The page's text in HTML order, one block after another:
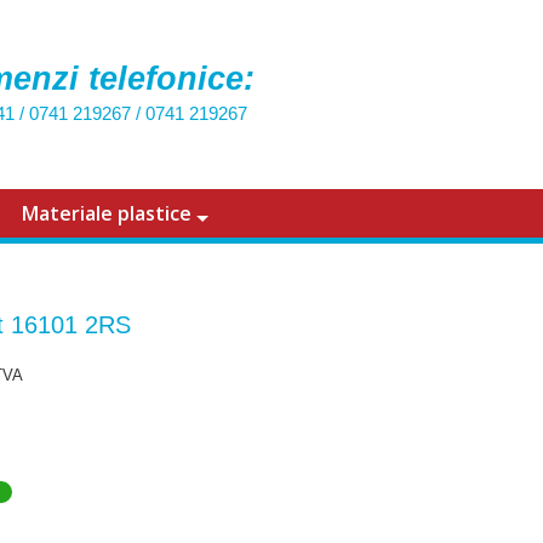
telefonice:
/ 0741 219267/ 0741 219267
Materiale plastice
16101 2RS